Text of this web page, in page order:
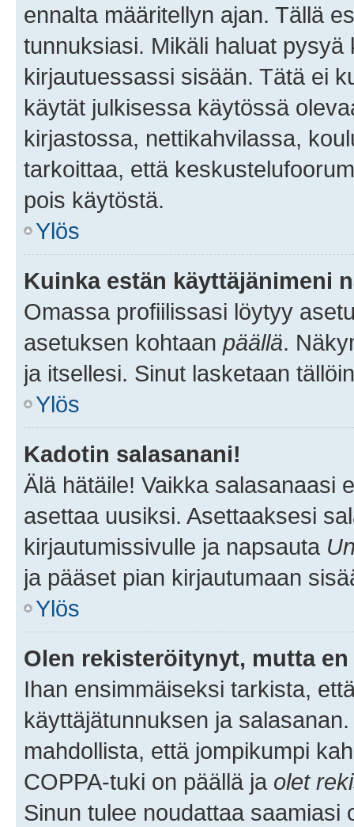
ennalta määritellyn ajan. Tällä
tunnuksiasi. Mikäli haluat
kirjautuessassi sisään. Tätä ei
käytät julkisessa käytössä
kirjastossa, nettikahvilassa,
tarkoittaa, että
pois käytöstä.
Ylös
Kuinka estän käyttäjänimeni
Omassa profiilissasi löytyy
asetuksen kohtaan päällä.
ja itsellesi. Sinut lasketaan
Ylös
Kadotin salasanani!
Älä hätäile! Vaikka salasanaasi
asettaa uusiksi. Asettaaksesi
kirjautumissivulle ja napsauta
ja pääset pian kirjautumaan
Ylös
Olen rekisteröitynyt, mutta
Ihan ensimmäiseksi tarkista,
käyttäjätunnuksen ja
mahdollista, että jompikumpi
COPPA-tuki on päällä ja olet
Sinun tulee noudattaa saamiasi